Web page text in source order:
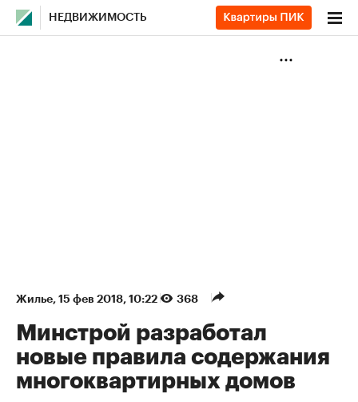
НЕДВИЖИМОСТЬ
Жилье⁠, 15 фев 2018, 10:22 368
Минстрой разработал
новые правила содержания
многоквартирных домов